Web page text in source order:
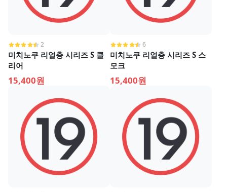
2
미치노쿠 리얼충 시리즈 S 클
리어
15,400원
6
미치노쿠 리얼충 시리즈 S 스
모크
15,400원